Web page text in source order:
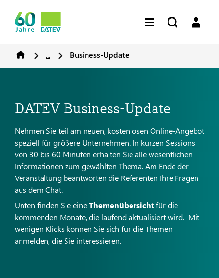
... Business-Update
DATEV Business-Update
Nehmen Sie teil am neuen, kostenlosen Online-Angebot
speziell für größere Unternehmen. In kurzen Sessions
von 30 bis 60 Minuten erhalten Sie alle wesentlichen
Informationen zum gewählten Thema. Am Ende der
Veranstaltung beantworten die Referenten Ihre Fragen
aus dem Chat.
Unten finden Sie eineThemenübersichtfür die
kommenden Monate, die laufend aktualisiert wird. Mit
wenigen Klicks können Sie sich für die Themen
anmelden, die Sie interessieren.